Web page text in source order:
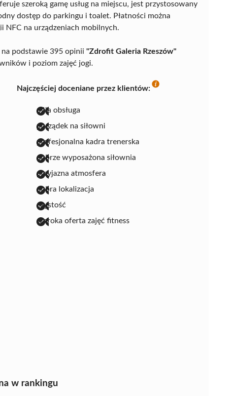
szeroką gamę usług na miejscu, jest przystosowany
dostęp do parkingu i toalet. Płatności można
NFC na urządzeniach mobilnych.
podstawie 395 opinii "Zdrofit Galeria Rzeszów"
i poziom zajęć jogi.
Najczęściej doceniane przez klientów:
miła obsługa
porządek na siłowni
profesjonalna kadra trenerska
dobrze wyposażona siłownia
przyjazna atmosfera
dobra lokalizacja
czystość
szeroka oferta zajęć fitness
w rankingu